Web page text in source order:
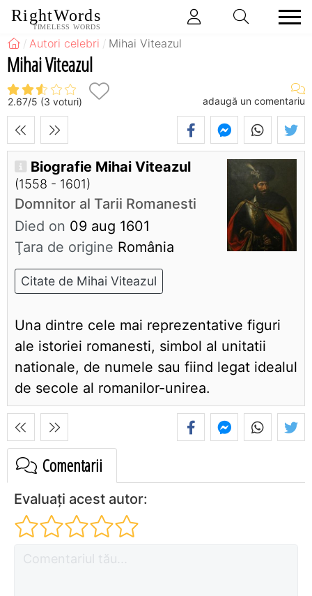
RightWords
TIMELESS WORDS
Autori celebri Mihai Viteazul
Mihai Viteazul
2.67/5 (3 voturi) adaugă un comentariu
Biografie Mihai Viteazul
(1558 - 1601)
Domnitor al Tarii Romanesti
Died on 09 aug 1601
Ţara de origine România
Citate de Mihai Viteazul
Una dintre cele mai reprezentative figuri
ale istoriei romanesti, simbol al unitatii
nationale, de numele sau fiind legat idealul
de secole al romanilor-unirea.
Comentarii
Evaluați acest autor: